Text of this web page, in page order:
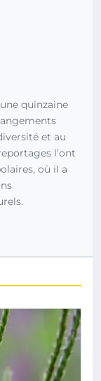
quinzaine
et au
l’ont
où il a